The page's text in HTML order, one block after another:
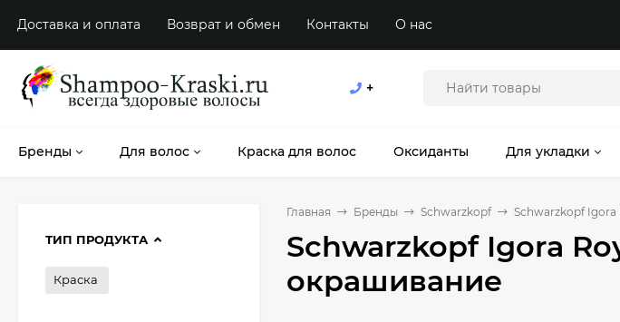
Доставка и оплата Возврат и обмен Контакты О нас
+
Бренды Для волос Краска для волос Оксиданты Для укладки
Главная Бренды Schwarzkopf Schwarzkopf
Schwarzkopf Igora
окрашивание
ТИП ПРОДУКТА
Краска